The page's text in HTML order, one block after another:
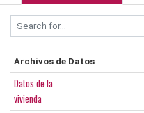
Archivos de Datos
Datos de la
vivienda